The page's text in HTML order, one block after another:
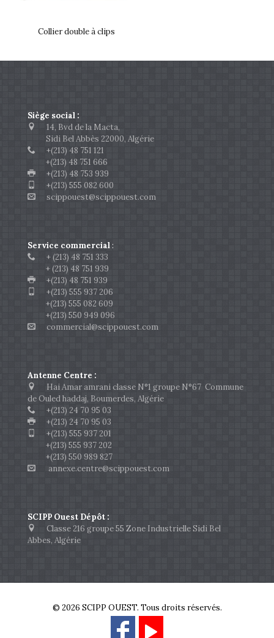
Collier double à clips
Siège social :
14, Bvd de la Macta,
Sidi Bel Abbès 22000, Algérie
+(213) 48 751 121
+(213) 48 751 666
+(213) 48 753 939
+(213) 555 082 600
scippouest@scippouest.com
Service commercial:
+ (213) 48 751 333
+ (213) 48 751 939
+(213) 48 751 939
+(213) 555 937 206
+(213) 555 082 609
+(213) 550 949 096
commercial@scippouest.com
Antenne Centre :
Hai Amar amrani classe N°1 groupe N°67 Commune
de Ouled haddaj, Boumerdes, Algérie
+(213) 24 70 95 03
+(213) 24 70 95 03
+(213) 555 937 201
+(213) 555 937 202
+(213) 550 989 827
annexe.centre@scippouest.com
SCIPP Ouest Dépôt :
Classe 216 groupe 55 Zone Industrielle Sidi Bel
Abbes, Algérie
© 2026 SCIPP OUEST. Tous droits réservés.